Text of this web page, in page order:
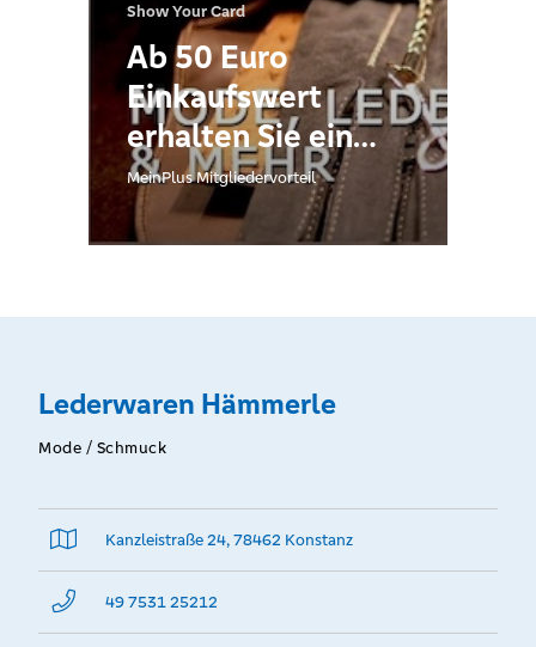
Show Your Card
Ab 50 Euro
Einkaufswert
erhalten Sie ein
Geschenk.
MeinPlus Mitgliedervorteil
Lederwaren Hämmerle
Mode / Schmuck
Kanzleistraße 24, 78462 Konstanz
49 7531 25212